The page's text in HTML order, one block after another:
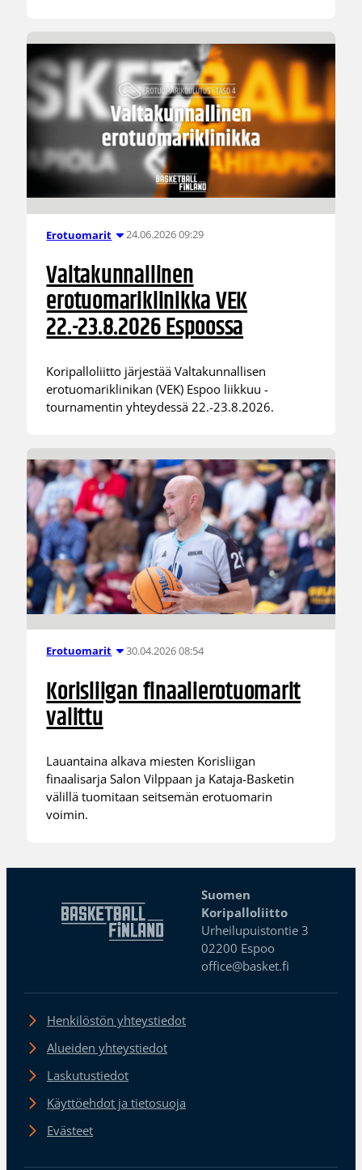
Erotuomarit 24.06.2026 09:29
Valtakunnallinen
erotuomariklinikka VEK
22.-23.8.2026 Espoossa
Koripalloliitto järjestää Valtakunnallisen
erotuomariklinikan (VEK) Espoo liikkuu -
tournamentin yhteydessä 22.-23.8.2026.
Erotuomarit 30.04.2026 08:54
Korisliigan finaalierotuomarit
valittu
Lauantaina alkava miesten Korisliigan
finaalisarja Salon Vilppaan ja Kataja-Basketin
välillä tuomitaan seitsemän erotuomarin
voimin.
Suomen
Koripalloliitto
Urheilupuistontie 3
02200 Espoo
office@basket.fi
Henkilöstön yhteystiedot
Alueiden yhteystiedot
Laskutustiedot
Käyttöehdot ja tietosuoja
Evästeet